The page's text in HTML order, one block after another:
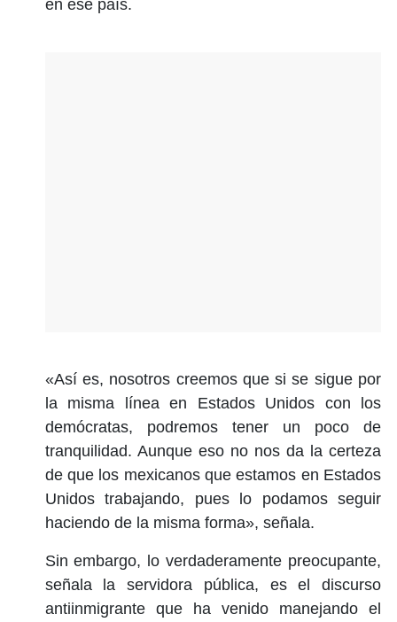
en ese país.
«Así es, nosotros creemos que si se sigue por
la misma línea en Estados Unidos con los
demócratas, podremos tener un poco de
tranquilidad. Aunque eso no nos da la certeza
de que los mexicanos que estamos en Estados
Unidos trabajando, pues lo podamos seguir
haciendo de la misma forma», señala.
Sin embargo, lo verdaderamente preocupante,
señala la servidora pública, es el discurso
antiinmigrante que ha venido manejando el